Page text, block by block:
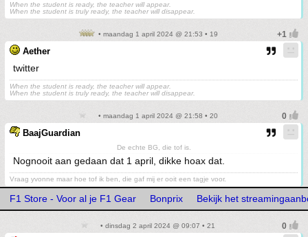
When the student is ready, the teacher will appear.
When the student is truly ready, the teacher will disappear.
• maandag 1 april 2024 @ 21:53 • 19
Aether
twitter
When the student is ready, the teacher will appear.
When the student is truly ready, the teacher will disappear.
• maandag 1 april 2024 @ 21:58 • 20
BaajGuardian
De echte BG, die tof is.
Nognooit aan gedaan dat 1 april, dikke hoax dat.
Vraag yvonne maar hoe tof ik ben, die gaf mij er ooit een tagje voor.
F1 Store - Voor al je F1 Gear Bonprix Bekijk het
• dinsdag 2 april 2024 @ 09:07 • 21